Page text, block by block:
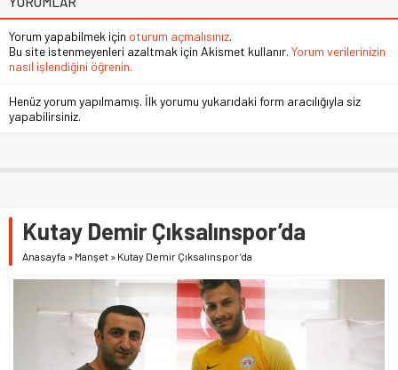
Yorum yapabilmek için oturum açmalısınız.
Bu site istenmeyenleri azaltmak için Akismet kullanır. Yorum verilerinizin
nasıl işlendiğini öğrenin.
Henüz yorum yapılmamış. İlk yorumu yukarıdaki form aracılığıyla siz
yapabilirsiniz.
Kutay Demir Çıksalınspor’da
Anasayfa » Manşet » Kutay Demir Çıksalınspor’da